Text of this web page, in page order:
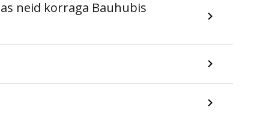
neid korraga Bauhubis